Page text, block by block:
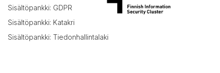
Sisältöpankki: GDPR
Sisältöpankki: Katakri
Sisältöpankki: Tiedonhallintalaki